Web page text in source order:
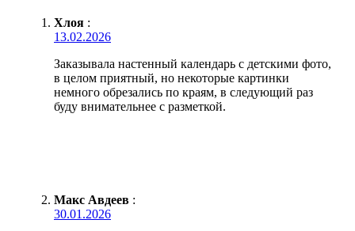
Хлоя :
13.02.2026
Заказывала настенный календарь с детскими фото,
в целом приятный, но некоторые картинки
немного обрезались по краям, в следующий раз
буду внимательнее с разметкой.
Макс Авдеев :
30.01.2026